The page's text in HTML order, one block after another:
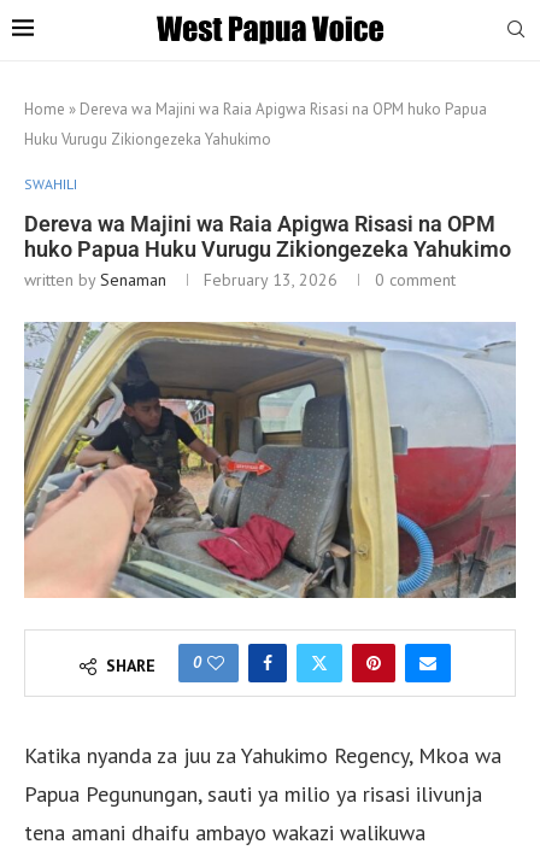
Home » Dereva wa Majini wa Raia Apigwa Risasi na OPM huko Papua
Huku Vurugu Zikiongezeka Yahukimo
SWAHILI
Dereva wa Majini wa Raia Apigwa Risasi na OPM
huko Papua Huku Vurugu Zikiongezeka Yahukimo
written bySenaman February 13, 2026 0 comment
SHARE 0
Katika nyanda za juu za Yahukimo Regency, Mkoa wa
Papua Pegunungan, sauti ya milio ya risasi ilivunja
tena amani dhaifu ambayo wakazi walikuwa